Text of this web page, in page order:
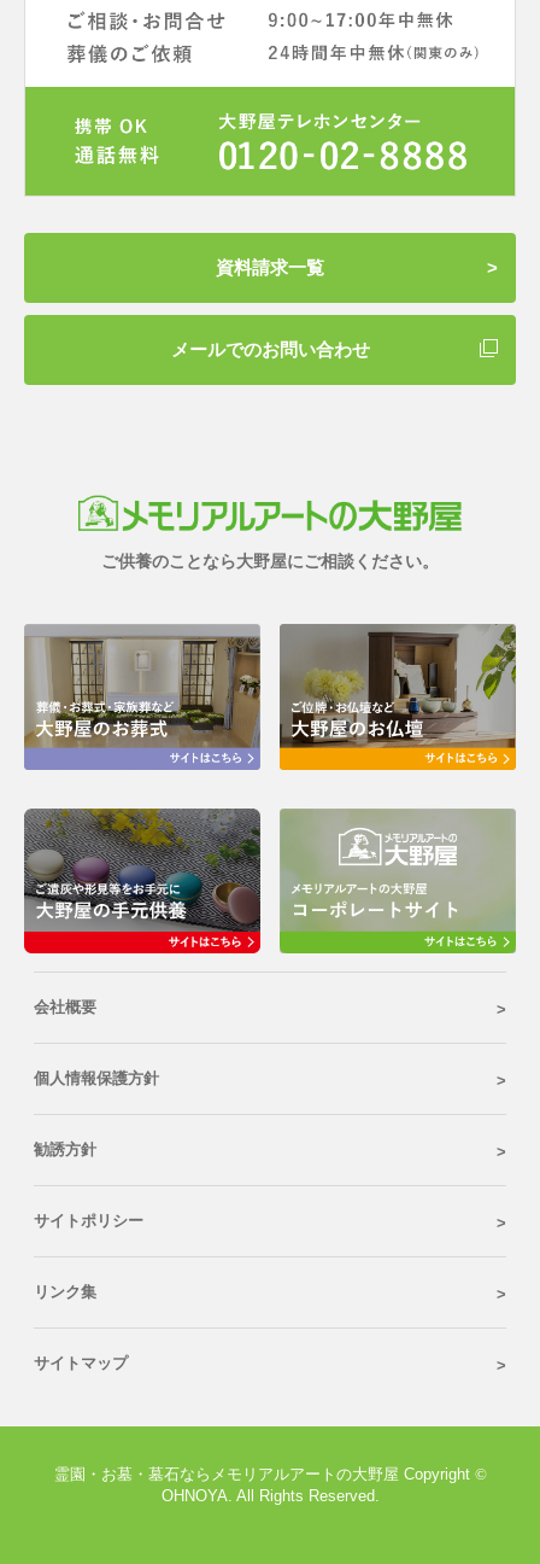
資料請求一覧
メールでのお問い合わせ
ご供養のことなら大野屋にご相談ください。
会社概要
個人情報保護方針
勧誘方針
サイトポリシー
リンク集
サイトマップ
霊園・お墓・墓石ならメモリアルアートの大野屋 Copyright ©
OHNOYA. All Rights Reserved.